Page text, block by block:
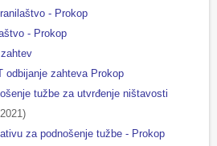
- Prokop
- Prokop
odbijanje zahteva Prokop
tužbe za utvrđenje ništavosti
za podnošenje tužbe - Prokop